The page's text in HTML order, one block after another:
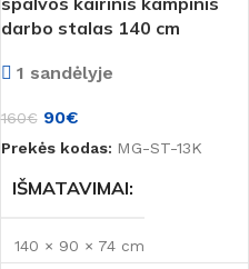
MEDŽIAGA LMDP
Medienos spalva,Pilka
darbo stalas 140 cm
1 sandėlyje
160€ 90€
Prekės kodas: MG-ST-13K
IŠMATAVIMAI
140 × 90 × 74 cm